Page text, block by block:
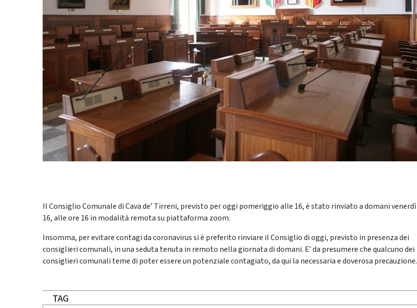
Il Consiglio Comunale di Cava de’ Tirreni, previsto per oggi pomeriggio alle 16, è stato rinviato a domani venerdì
16, alle ore 16 in modalità remota su piattaforma zoom.
Insomma, per evitare contagi da coronavirus si è preferito rinviare il Consiglio di oggi, previsto in presenza dei
consiglieri comunali, in una seduta tenuta in remoto nella giornata di domani. E’ da presumere che qualcuno dei
consiglieri comunali teme di poter essere un potenziale contagiato, da qui la necessaria e doverosa precauzione.
TAG